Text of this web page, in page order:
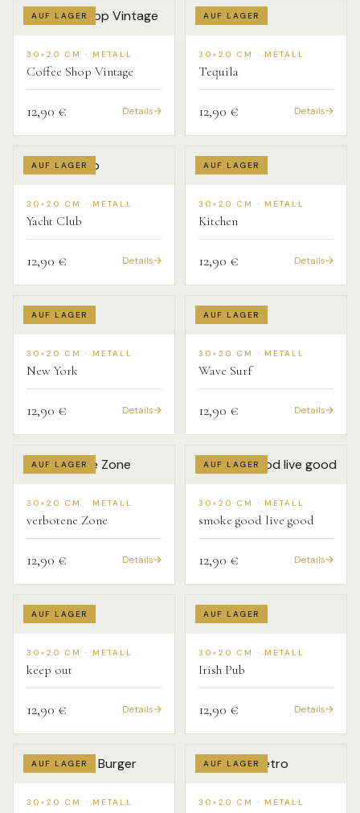
AUF LAGER
30×20 CM · METALL
Coffee Shop Vintage
12,90 € Details
AUF LAGER
30×20 CM · METALL
Tequila
12,90 € Details
AUF LAGER
30×20 CM · METALL
Yacht Club
12,90 € Details
AUF LAGER
30×20 CM · METALL
Kitchen
12,90 € Details
AUF LAGER
30×20 CM · METALL
New York
12,90 € Details
AUF LAGER
30×20 CM · METALL
Wave Surf
12,90 € Details
AUF LAGER
30×20 CM · METALL
verbotene Zone
12,90 € Details
AUF LAGER
30×20 CM · METALL
smoke good live good
12,90 € Details
AUF LAGER
30×20 CM · METALL
keep out
12,90 € Details
AUF LAGER
30×20 CM · METALL
Irish Pub
12,90 € Details
AUF LAGER
30×20 CM · METALL
AUF LAGER
30×20 CM · METALL